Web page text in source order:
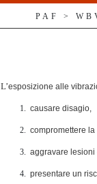
PAF >
L’esposizione alle
causare disagio,
compromettere
aggravare lesioni
presentare un